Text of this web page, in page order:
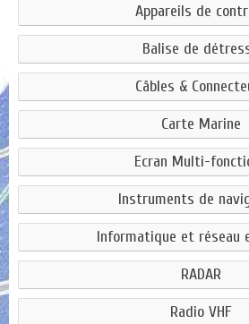
Appareils de
Balise de
Câbles &
Carte Marine
Ecran Multi-
Instruments de
Informatique et réseau
RADAR
Radio VHF